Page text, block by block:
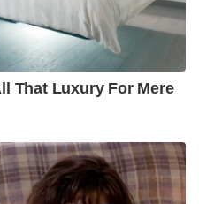
കോൺഗ്രസ് രാജ്യത്തെ
കോടി രൂപയുടെ
2014 ൽ എൻ‌ഡി‌എ
രാജ്യത്തിന്റെ
രാജ്യത്ത് 74
2026 ൽ
2026 ൽ രാജ്യത്ത്
വേകളുണ്ട്. 2014 ൽ
ഉണ്ടായിരുന്നത്